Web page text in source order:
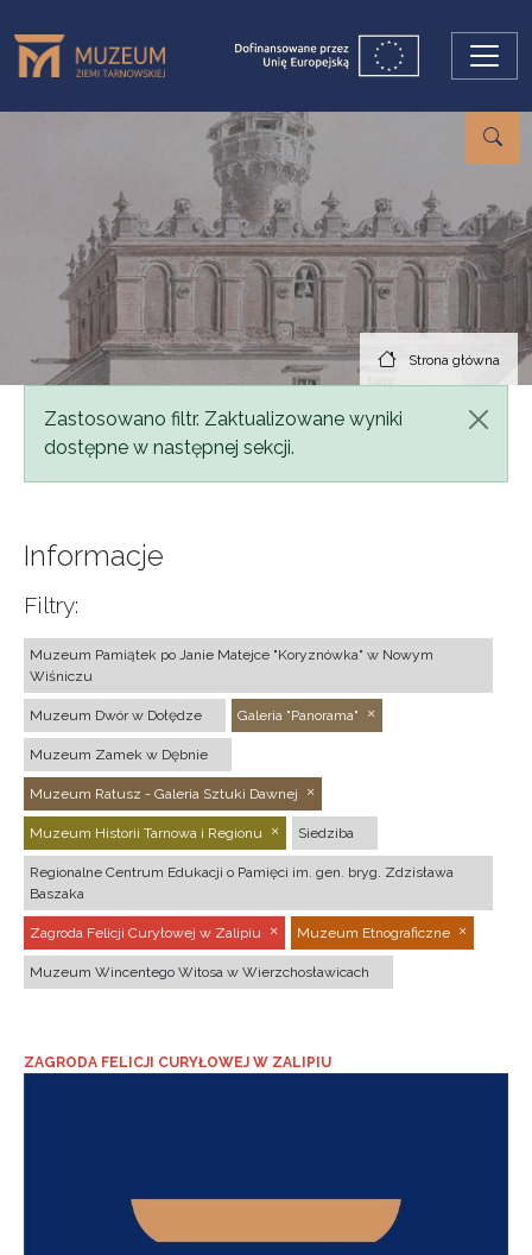
Strona główna
Komunikat
Zastosowano filtr. Zaktualizowane wyniki
dostępne w następnej sekcji.
Informacje
Filtry:
Muzeum Pamiątek po Janie Matejce "Koryznówka" w Nowym
Wiśniczu
Muzeum Dwór w Dołędze Galeria "Panorama"
Muzeum Zamek w Dębnie
Muzeum Ratusz - Galeria Sztuki Dawnej
Muzeum Historii Tarnowa i Regionu Siedziba
Regionalne Centrum Edukacji o Pamięci im. gen. bryg. Zdzisława
Baszaka
Zagroda Felicji Curyłowej w Zalipiu Muzeum Etnograficzne
Muzeum Wincentego Witosa w Wierzchosławicach
ZAGRODA FELICJI CURYŁOWEJ W ZALIPIU